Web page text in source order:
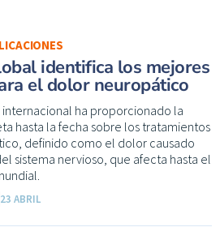
identifica los mejores
el dolor neuropático
ha proporcionado la
hasta la fecha sobre los tratamientos
definido como el dolor causado
sistema nervioso, que afecta hasta el
23 ABRIL